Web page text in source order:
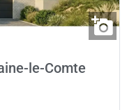
le-Comte